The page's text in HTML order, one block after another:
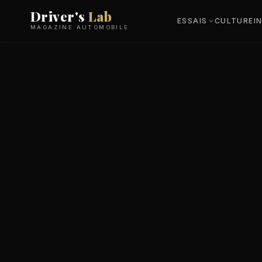
Driver'sLab
MAGAZINE AUTOMOBILE
ESSAIS CULTURE